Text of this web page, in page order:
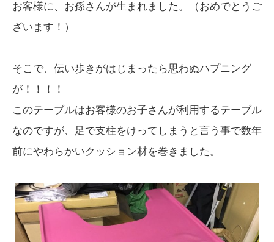
お客様に、お孫さんが生まれました。（おめでとうご
ざいます！）
そこで、伝い歩きがはじまったら思わぬハプニング
が！！！！
このテーブルはお客様のお子さんが利用するテーブル
なのですが、足で支柱をけってしまうと言う事で数年
前にやわらかいクッション材を巻きました。